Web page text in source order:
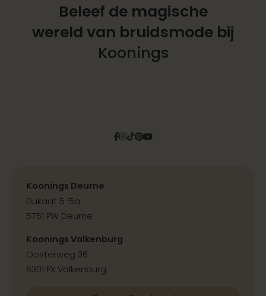
Beleef de magische
wereld van bruidsmode bij
Koonings
Facebook
Instagram
Tiktok
Pinterest
YouTube
Koonings Deurne
Dukaat 5-5a
5751 PW Deurne
Koonings Valkenburg
Oosterweg 36
6301 PX Valkenburg